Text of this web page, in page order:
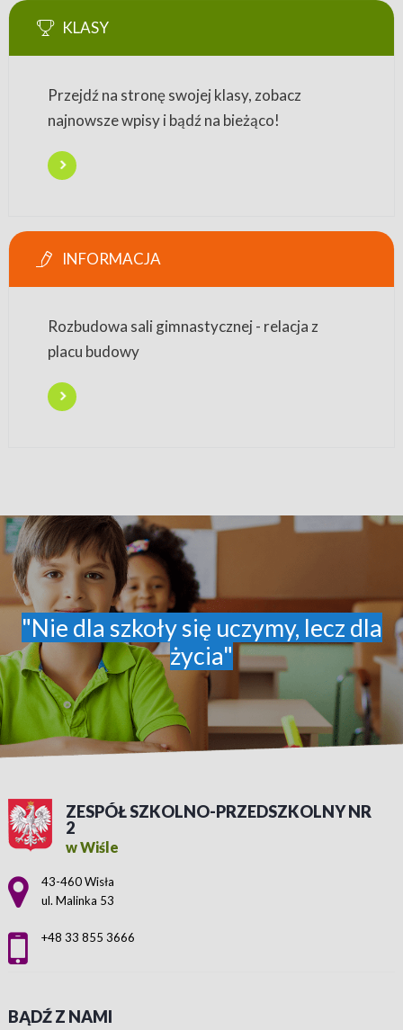
KLASY
Przejdź na stronę swojej klasy, zobacz
najnowsze wpisy i bądź na bieżąco!
INFORMACJA
Rozbudowa sali gimnastycznej - relacja z
placu budowy
"Nie dla szkoły się uczymy, lecz dla
życia"
ZESPÓŁ SZKOLNO-PRZEDSZKOLNY NR
2
w Wiśle
Adres pocztowy:
43-460 Wisła
ul. Malinka 53
+48 33 855 3666
BĄDŹ Z NAMI